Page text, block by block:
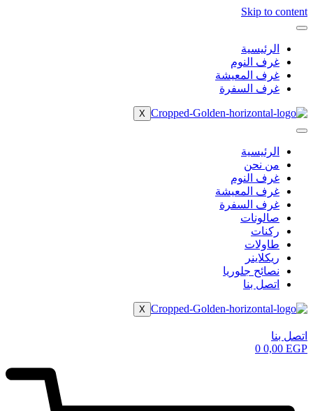
Skip to content
الرئيسية
غرف النوم
غرف المعيشة
غرف السفرة
X
الرئيسية
من نحن
غرف النوم
غرف المعيشة
غرف السفرة
صالونات
ركنات
طاولات
ريكلاينر
نصائح جلوريا
اتصل بنا
X
اتصل بنا
0,00 EGP
0